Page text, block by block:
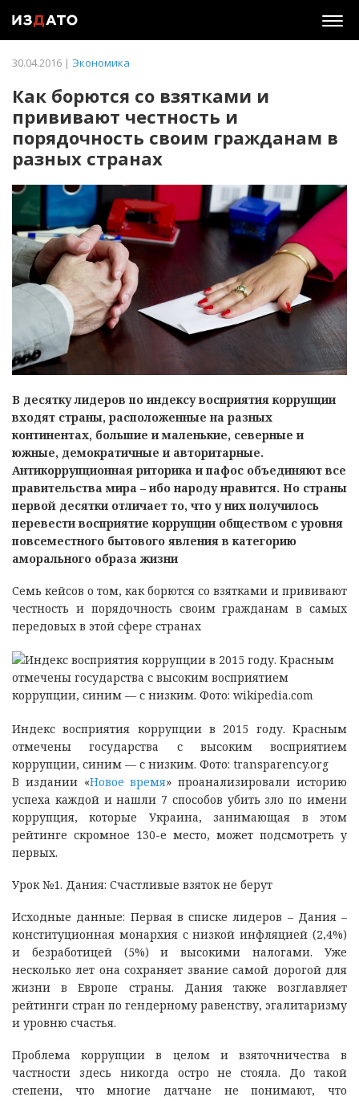
30.04.2016 | Экономика
Как борются со взятками и
прививают честность и
порядочность своим гражданам в
разных странах
В десятку лидеров по индексу восприятия коррупции
входят страны, расположенные на разных
континентах, большие и маленькие, северные и
южные, демократичные и авторитарные.
Антикоррупционная риторика и пафос объединяют все
правительства мира – ибо народу нравится. Но страны
первой десятки отличает то, что у них получилось
перевести восприятие коррупции обществом с уровня
повсеместного бытового явления в категорию
аморального образа жизни
Семь кейсов о том, как борются со взятками и прививают
честность и порядочность своим гражданам в самых
передовых в этой сфере странах
Индекс восприятия коррупции в 2015 году. Красным
отмечены государства с высоким восприятием
коррупции, синим — с низким. Фото: transparency.org
В издании «Новое время» проанализировали историю
успеха каждой и нашли 7 способов убить зло по имени
коррупция, которые Украина, занимающая в этом
рейтинге скромное 130-е место, может подсмотреть у
первых.
Урок №1. Дания: Счастливые взяток не берут
Исходные данные: Первая в списке лидеров – Дания –
конституционная монархия с низкой инфляцией (2,4%)
и безработицей (5%) и высокими налогами. Уже
несколько лет она сохраняет звание самой дорогой для
жизни в Европе страны. Дания также возглавляет
рейтинги стран по гендерному равенству, эгалитаризму
и уровню счастья.
Проблема коррупции в целом и взяточничества в
частности здесь никогда остро не стояла. До такой
степени, что многие датчане не понимают, что